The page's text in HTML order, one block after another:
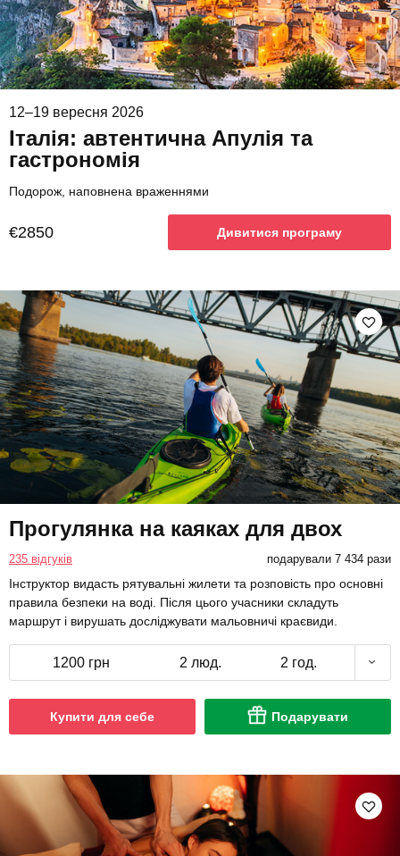
12–19 вересня 2026
Італія: автентична Апулія та
гастрономія
Подорож, наповнена враженнями
€2850 Дивитися програму
Прогулянка на каяках для двох
235 відгуків подарували 7 434 рази
Інструктор видасть рятувальні жилети та розповість про основні
правила безпеки на воді. Після цього учасники складуть
маршрут і вирушать досліджувати мальовничі краєвиди.
1200 грн 2 люд. 2 год.
Купити для себе Подарувати